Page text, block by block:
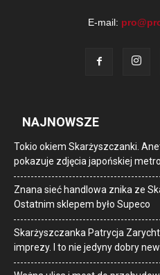
E-mail:
NAJNOWSZE
Tokio okiem Skarżyszczanki.
pokazuje zdjęcia japońskiej
Znana sieć handlowa znika ze
Ostatnim sklepem było Supeco
Skarżyszczanka Patrycja
imprezy. I to nie jedyny dobry